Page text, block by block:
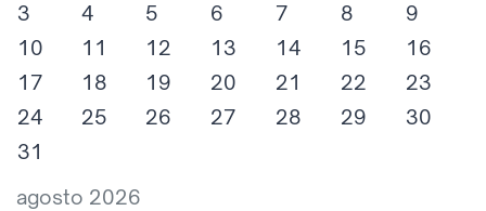
agosto 2026
3
4 5 6 7 8
9
10
11 12 13 14 15
16
17
18 19 20 21 22
23
24
25 26 27 28 29
30
31